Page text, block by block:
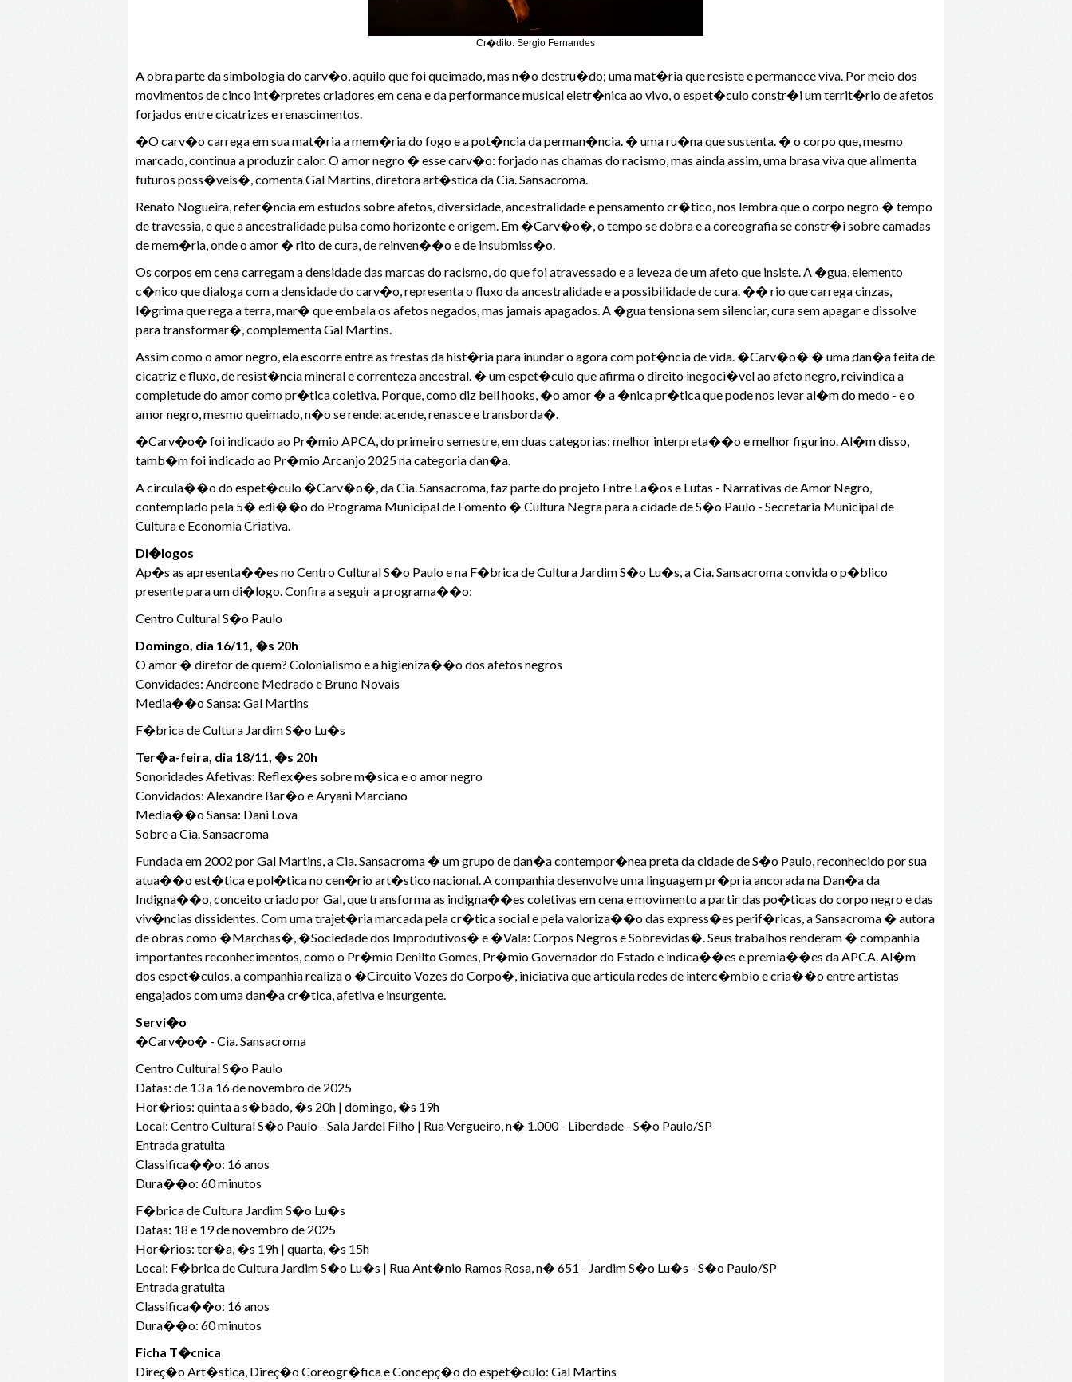
Cr�dito: Sergio Fernandes
A obra parte da simbologia do carv�o, aquilo que foi queimado, mas n�o destru�do; uma mat�ria que resiste e permanece viva. Por meio dos
movimentos de cinco int�rpretes criadores em cena e da performance musical eletr�nica ao vivo, o espet�culo constr�i um territ�rio de afetos
forjados entre cicatrizes e renascimentos.
�O carv�o carrega em sua mat�ria a mem�ria do fogo e a pot�ncia da perman�ncia. � uma ru�na que sustenta. � o corpo que, mesmo
marcado, continua a produzir calor. O amor negro � esse carv�o: forjado nas chamas do racismo, mas ainda assim, uma brasa viva que alimenta
futuros poss�veis�, comenta Gal Martins, diretora art�stica da Cia. Sansacroma.
Renato Nogueira, refer�ncia em estudos sobre afetos, diversidade, ancestralidade e pensamento cr�tico, nos lembra que o corpo negro � tempo
de travessia, e que a ancestralidade pulsa como horizonte e origem. Em �Carv�o�, o tempo se dobra e a coreografia se constr�i sobre camadas
de mem�ria, onde o amor � rito de cura, de reinven��o e de insubmiss�o.
Os corpos em cena carregam a densidade das marcas do racismo, do que foi atravessado e a leveza de um afeto que insiste. A �gua, elemento
c�nico que dialoga com a densidade do carv�o, representa o fluxo da ancestralidade e a possibilidade de cura. �� rio que carrega cinzas,
l�grima que rega a terra, mar� que embala os afetos negados, mas jamais apagados. A �gua tensiona sem silenciar, cura sem apagar e dissolve
para transformar�, complementa Gal Martins.
Assim como o amor negro, ela escorre entre as frestas da hist�ria para inundar o agora com pot�ncia de vida. �Carv�o� � uma dan�a feita de
cicatriz e fluxo, de resist�ncia mineral e correnteza ancestral. � um espet�culo que afirma o direito inegoci�vel ao afeto negro, reivindica a
completude do amor como pr�tica coletiva. Porque, como diz bell hooks, �o amor � a �nica pr�tica que pode nos levar al�m do medo - e o
amor negro, mesmo queimado, n�o se rende: acende, renasce e transborda�.
�Carv�o� foi indicado ao Pr�mio APCA, do primeiro semestre, em duas categorias: melhor interpreta��o e melhor figurino. Al�m disso,
tamb�m foi indicado ao Pr�mio Arcanjo 2025 na categoria dan�a.
A circula��o do espet�culo �Carv�o�, da Cia. Sansacroma, faz parte do projeto Entre La�os e Lutas - Narrativas de Amor Negro,
contemplado pela 5� edi��o do Programa Municipal de Fomento � Cultura Negra para a cidade de S�o Paulo - Secretaria Municipal de
Cultura e Economia Criativa.
Di�logos
Ap�s as apresenta��es no Centro Cultural S�o Paulo e na F�brica de Cultura Jardim S�o Lu�s, a Cia. Sansacroma convida o p�blico
presente para um di�logo. Confira a seguir a programa��o:
Centro Cultural S�o Paulo
Domingo, dia 16/11, �s 20h
O amor � diretor de quem? Colonialismo e a higieniza��o dos afetos negros
Convidades: Andreone Medrado e Bruno Novais
Media��o Sansa: Gal Martins
F�brica de Cultura Jardim S�o Lu�s
Ter�a-feira, dia 18/11, �s 20h
Sonoridades Afetivas: Reflex�es sobre m�sica e o amor negro
Convidados: Alexandre Bar�o e Aryani Marciano
Media��o Sansa: Dani Lova
Sobre a Cia. Sansacroma
Fundada em 2002 por Gal Martins, a Cia. Sansacroma � um grupo de dan�a contempor�nea preta da cidade de S�o Paulo, reconhecido por sua
atua��o est�tica e pol�tica no cen�rio art�stico nacional. A companhia desenvolve uma linguagem pr�pria ancorada na Dan�a da
Indigna��o, conceito criado por Gal, que transforma as indigna��es coletivas em cena e movimento a partir das po�ticas do corpo negro e das
viv�ncias dissidentes. Com uma trajet�ria marcada pela cr�tica social e pela valoriza��o das express�es perif�ricas, a Sansacroma � autora
de obras como �Marchas�, �Sociedade dos Improdutivos� e �Vala: Corpos Negros e Sobrevidas�. Seus trabalhos renderam � companhia
importantes reconhecimentos, como o Pr�mio Denilto Gomes, Pr�mio Governador do Estado e indica��es e premia��es da APCA. Al�m
dos espet�culos, a companhia realiza o �Circuito Vozes do Corpo�, iniciativa que articula redes de interc�mbio e cria��o entre artistas
engajados com uma dan�a cr�tica, afetiva e insurgente.
Servi�o
�Carv�o� - Cia. Sansacroma
Centro Cultural S�o Paulo
Datas: de 13 a 16 de novembro de 2025
Hor�rios: quinta a s�bado, �s 20h | domingo, �s 19h
Local: Centro Cultural S�o Paulo - Sala Jardel Filho | Rua Vergueiro, n� 1.000 - Liberdade - S�o Paulo/SP
Entrada gratuita
Classifica��o: 16 anos
Dura��o: 60 minutos
F�brica de Cultura Jardim S�o Lu�s
Datas: 18 e 19 de novembro de 2025
Hor�rios: ter�a, �s 19h | quarta, �s 15h
Local: F�brica de Cultura Jardim S�o Lu�s | Rua Ant�nio Ramos Rosa, n� 651 - Jardim S�o Lu�s - S�o Paulo/SP
Entrada gratuita
Classifica��o: 16 anos
Dura��o: 60 minutos
Ficha T�cnica
Direç�o Art�stica, Direç�o Coreogr�fica e Concepç�o do espet�culo: Gal Martins